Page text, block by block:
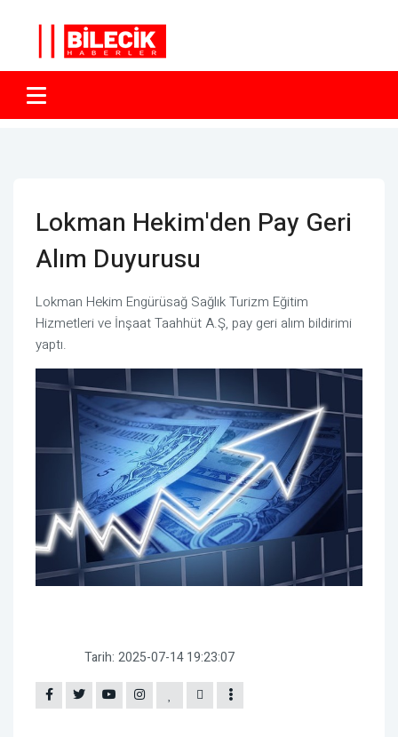
Lokman Hekim'den Pay Geri
Alım Duyurusu
Lokman Hekim Engürüsağ Sağlık Turizm Eğitim
Hizmetleri ve İnşaat Taahhüt A.Ş, pay geri alım bildirimi
yaptı.
Tarih: 2025-07-14 19:23:07